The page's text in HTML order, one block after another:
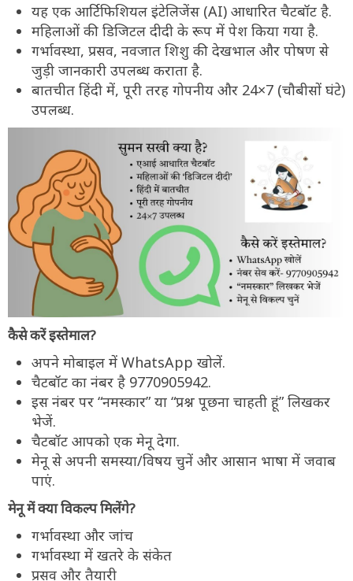
यह एक आर्टिफिशियल इंटेलिजेंस (AI) आधारित चैटबॉट है.
महिलाओं की डिजिटल दीदी के रूप में पेश किया गया है.
गर्भावस्था, प्रसव, नवजात शिशु की देखभाल और पोषण से
जुड़ी जानकारी उपलब्ध कराता है.
बातचीत हिंदी में, पूरी तरह गोपनीय और 24×7 (चौबीसों घंटे)
उपलब्ध.
कैसे करें इस्तेमाल?
अपने मोबाइल में WhatsApp खोलें.
चैटबॉट का नंबर है 9770905942.
इस नंबर पर “नमस्कार” या “प्रश्न पूछना चाहती हूं” लिखकर
भेजें.
चैटबॉट आपको एक मेनू देगा.
मेनू से अपनी समस्या/विषय चुनें और आसान भाषा में जवाब
पाएं.
मेनू में क्या विकल्प मिलेंगे?
गर्भावस्था और जांच
गर्भावस्था में खतरे के संकेत
प्रसव और तैयारी